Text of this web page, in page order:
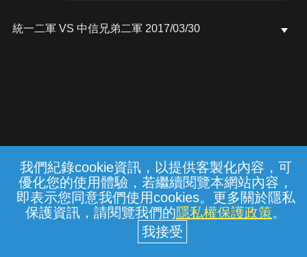
我們紀錄cookie資訊，以提供客製化內容，可
優化您的使用體驗，若繼續閱覽本網站內容，
即表示您同意我們使用cookies。更多關於隱私
保護資訊，請閱覽我們的隱私權保護政策。
統一二軍 VS 中信兄弟二軍 2017/03/30
常見問題 線上客服 服務條款 隱私權保護
中華電信股份有限公司個人家庭分公司
(統一編號：96979949) © 2026
{{notifyMsg}}